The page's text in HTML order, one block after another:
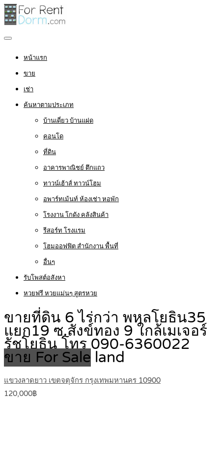
หน้าแรก
ขาย
เช่า
ค้นหาตามประเภท
บ้านเดี่ยว บ้านแฝด
คอนโด
ที่ดิน
อาคารพาณิชย์ ตึกแถว
ทาวน์เฮ้าส์ ทาวน์โฮม
อพาร์ทเม้นท์ ห้องเช่า หอพัก
โรงงาน โกดัง คลังสินค้า
รีสอร์ท โรงแรม
โฮมออฟฟิต สำนักงาน พื้นที่
อื่นๆ
รับโพสต์อสังหา
หวยฟรี หวยแม่นๆ สูตรหวย
ขายที่ดิน 6 ไร่กว่า พหลโยธิน35
แยก19 ซ.สังข์ทอง 9 ใกล้เมเจอร์
รัชโยธิน โทร 090-6360022
ขาย For Sale land
แขวงลาดยาว เขตจตุจักร กรุงเทพมหานคร 10900
120,000฿